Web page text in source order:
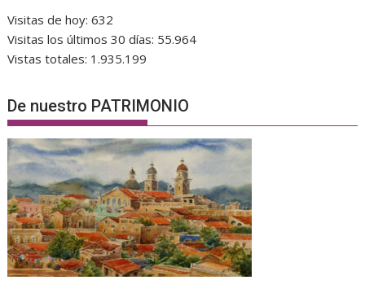
Visitas de hoy:632
Visitas los últimos 30 días: 55.964
Vistas totales: 1.935.199
De nuestro PATRIMONIO